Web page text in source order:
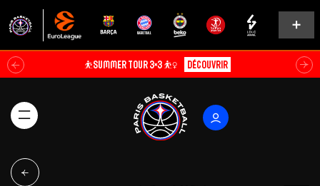
⛹️SUMMER TOUR 3×3 ⛹️‍♀️ Découvrir